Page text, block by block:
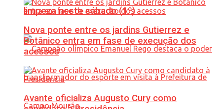
limpeza neste sábado (1º)
Nova ponte entre os jardins Gutierrez e
Botânico entra em fase de execução dos
acessos
Avante oficializa Augusto Cury como